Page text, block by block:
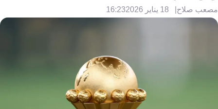
مصعب صلاح 18 يناير 2026 16:23